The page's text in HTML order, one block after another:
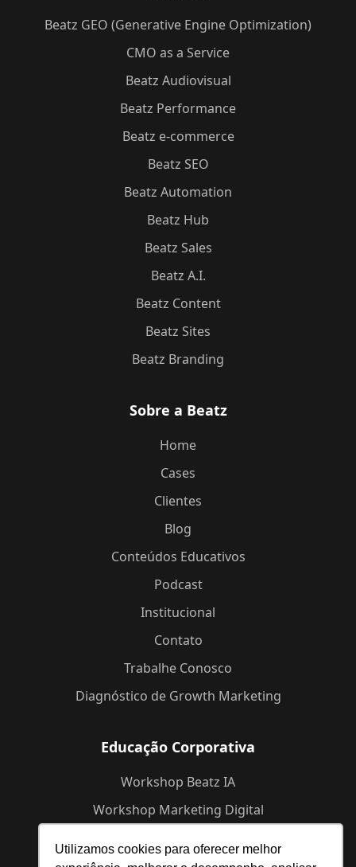
Utilizamos cookies para oferecer melhor
Beatz GEO (Generative Engine Optimization)
CMO as a Service
Beatz Audiovisual
Beatz Performance
Beatz e-commerce
Beatz SEO
Beatz Automation
Beatz Hub
Beatz Sales
Beatz A.I.
Beatz Content
Beatz Sites
Beatz Branding
Sobre a Beatz
Home
Cases
Clientes
Blog
Conteúdos Educativos
Podcast
Institucional
Contato
Trabalhe Conosco
Diagnóstico de Growth Marketing
Educação Corporativa
Workshop Beatz IA
Workshop Marketing Digital